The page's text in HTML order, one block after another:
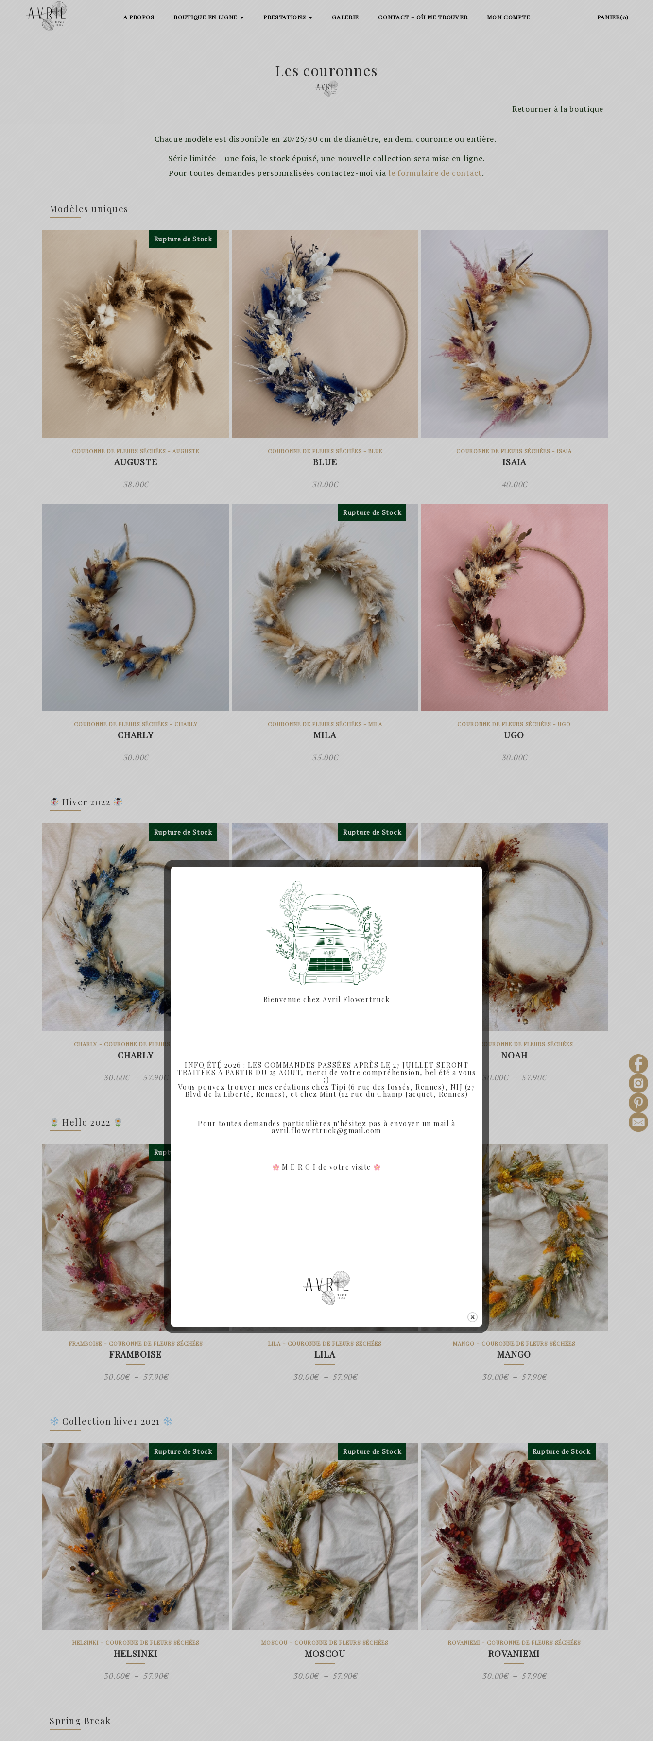
A PROPOS BOUTIQUE EN LIGNE PRESTATIONS GALERIE CONTACT – OÙ ME TROUVER MON COMPTE PANIER(0)
Les couronnes
| Retourner à la boutique
Chaque modèle est disponible en 20/25/30 cm de diamètre, en demi couronne ou entière.
Série limitée – une fois, le stock épuisé, une nouvelle collection sera mise en ligne.
Pour toutes demandes personnalisées contactez-moi via le formulaire de contact.
Modèles uniques
Rupture de Stock
COURONNE DE FLEURS SÉCHÉES - AUGUSTE
AUGUSTE
38.00€
COURONNE DE FLEURS SÉCHÉES - BLUE
BLUE
30.00€
COURONNE DE FLEURS SÉCHÉES - ISAIA
ISAIA
40.00€
COURONNE DE FLEURS SÉCHÉES - CHARLY
CHARLY
30.00€
Rupture de Stock
COURONNE DE FLEURS SÉCHÉES - MILA
MILA
35.00€
COURONNE DE FLEURS SÉCHÉES - UGO
UGO
30.00€
Hiver 2022
Rupture de Stock
CHARLY - COURONNE DE FLEURS SÉCHÉES
CHARLY
30.00€ – 57.90€Plage
57.90€
Rupture de Stock
30.00€ – 57.90€Plage
de
30.00€
à
NOAH - COURONNE DE FLEURS SÉCHÉES
NOAH
30.00€ – 57.90€Plage
57.90€
Hello 2022
Rupture de Stock
FRAMBOISE - COURONNE DE FLEURS SÉCHÉES
FRAMBOISE
30.00€ – 57.90€Plage
30.00€
57.90€
LILA - COURONNE DE FLEURS SÉCHÉES
LILA
30.00€ – 57.90€Plage
57.90€
MANGO - COURONNE DE FLEURS SÉCHÉES
MANGO
30.00€ – 57.90€Plage
57.90€
Collection hiver 2021
Rupture de Stock
HELSINKI - COURONNE DE FLEURS SÉCHÉES
HELSINKI
30.00€ – 57.90€Plage
Rupture de Stock
MOSCOU - COURONNE DE FLEURS SÉCHÉES
MOSCOU
30.00€ – 57.90€Plage
Rupture de Stock
ROVANIEMI - COURONNE DE FLEURS SÉCHÉES
ROVANIEMI
30.00€ – 57.90€Plage
Spring Break
Bienvenue chez Avril Flowertruck
INFO ÉTÉ 2026 : LES COMMANDES PASSÉES APRÈS LE 27 JUILLET SERONT
TRAITÉES À PARTIR DU 25 AOUT, merci de votre compréhension, bel été a vous
;)
Vous pouvez trouver mes créations chez Tipi (6 rue des fossés, Rennes), NIJ (27
Blvd de la Liberté, Rennes), et chez Mint (12 rue du Champ Jacquet, Rennes)
Pour toutes demandes particulières n'hésitez pas à envoyer un mail à
avril.flowertruck@gmail.com
M E R C I de votre visite